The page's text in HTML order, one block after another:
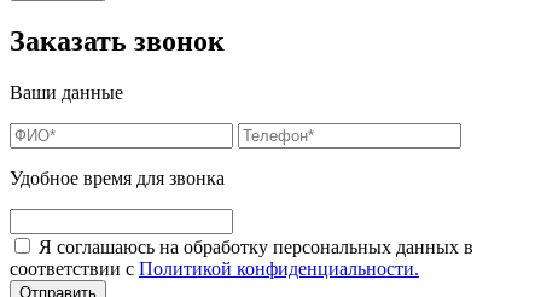
Заказать звонок
Ваши данные
Удобное время для звонка
Я соглашаюсь на обработку персональных данных в
соответствии с Политикой конфиденциальности.